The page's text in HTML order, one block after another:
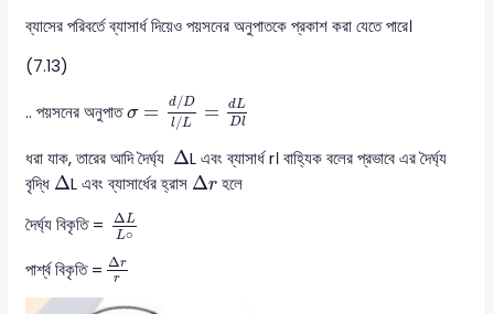
ব্যাসের পরিবর্তে ব্যাসার্ধ দিয়েও পয়সনের অনুপাতকে প্রকাশ করা যেতে পারে।
(7.13)
.. পয়সনের অনুপাতσ = d/D
l /L
= dL
Dl
/Dl/ dL
ধরা যাক, তারের আদি দৈর্ঘ্য Δ
∆ L এবং ব্যাসার্ধ r। বাহ্যিক বলের প্রভাবে এর দৈর্ঘ্য
বৃদ্ধি Δ
∆ L এবং ব্যাসার্ধের হ্রাস Δr
∆ r হলে
দৈর্ঘ্য বিকৃতি =
ΔL
L∘
∆LL
পার্শ্ব বিকৃতি = Δr
r
∆rr